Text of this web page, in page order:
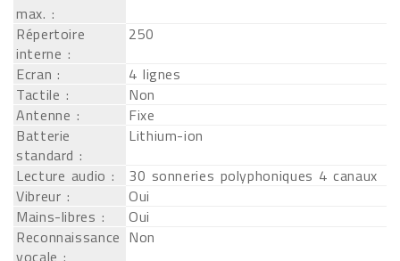
max. :
Répertoire
interne :
250
Ecran :
4 lignes
Tactile :
Non
Antenne :
Fixe
Batterie
standard :
Lithium-ion
Lecture audio :
30 sonneries polyphoniques 4 canaux
Vibreur :
Oui
Mains-libres :
Oui
Reconnaissance
vocale :
Non